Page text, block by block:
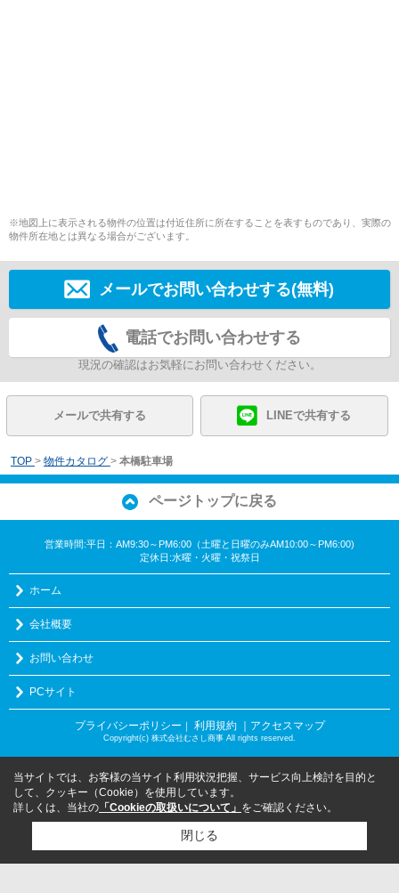
※地図上に表示される物件の位置は付近住所に所在することを表すものであり、実際の
物件所在地とは異なる場合がございます。
メールでお問い合わせする(無料)
電話でお問い合わせする
現況の確認はお気軽にお問い合わせください。
メールで共有する LINEで共有する
TOP > 物件カタログ > 本橋駐車場
ページトップに戻る
営業時間:平日：AM9:30～PM6:00（土曜と日曜のみAM10:00～PM6:00)
定休日:水曜・火曜・祝祭日
ホーム
会社概要
お問い合わせ
PCサイト
プライバシーポリシー 利用規約 ｜アクセスマップ
Copyright(c) 株式会社むさし商事 All rights reserved.
当サイトでは、お客様の当サイト利用状況把握、サービス向上検討を目的と
して、クッキー（Cookie）を使用しています。
詳しくは、当社の 「Cookieの取扱いについて」 をご確認ください。
閉じる